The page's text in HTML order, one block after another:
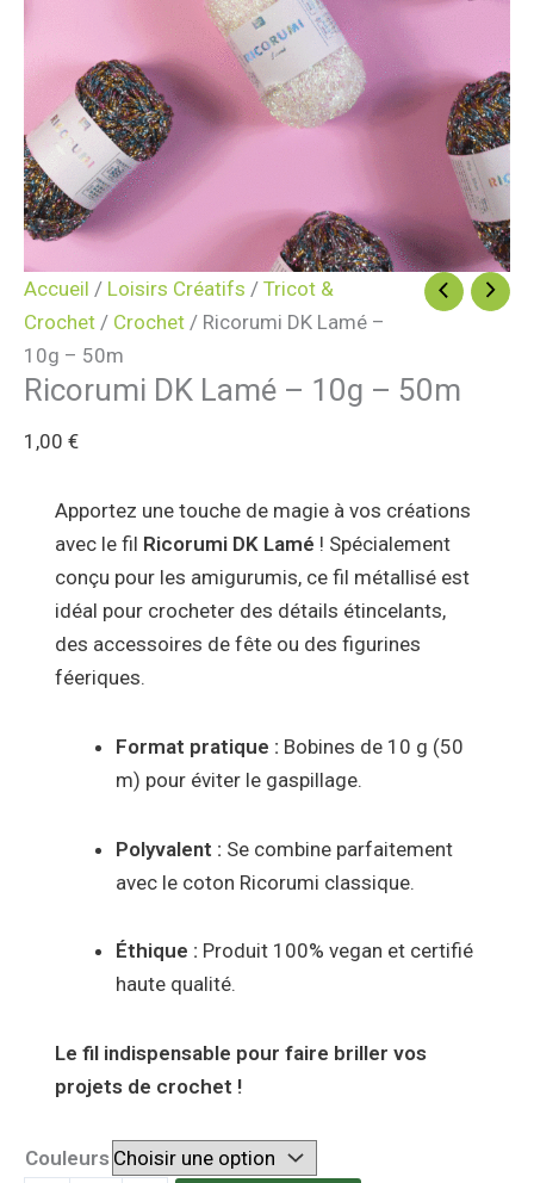
Accueil / Loisirs Créatifs / Tricot &
Crochet / Crochet / Ricorumi DK Lamé –
10g – 50m
Ricorumi DK Lamé – 10g – 50m
1,00 €
Apportez une touche de magie à vos créations
avec le fil Ricorumi DK Lamé ! Spécialement
conçu pour les amigurumis, ce fil métallisé est
idéal pour crocheter des détails étincelants,
des accessoires de fête ou des figurines
féeriques.
Format pratique : Bobines de 10 g (50
m) pour éviter le gaspillage.
Polyvalent : Se combine parfaitement
avec le coton Ricorumi classique.
Éthique : Produit 100% vegan et certifié
haute qualité.
Le fil indispensable pour faire briller vos
projets de crochet !
Couleurs